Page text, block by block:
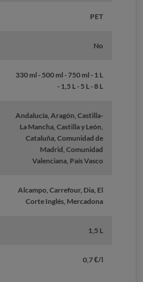
PET
No
330 ml - 500 ml - 750 ml - 1 L
- 1,5 L - 5 L - 8 L
Andalucía, Aragón, Castilla-
La Mancha, Castilla y León,
Cataluña, Comunidad de
Madrid, Comunidad
Valenciana, País Vasco
Alcampo, Carrefour, Dia, El
Corte Inglés, Mercadona
1,5 L
0,7 €/l